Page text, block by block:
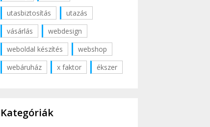
utasbiztosítás
utazás
vásárlás
webdesign
weboldal készítés
webshop
webáruház
x faktor ékszer
Kategóriák